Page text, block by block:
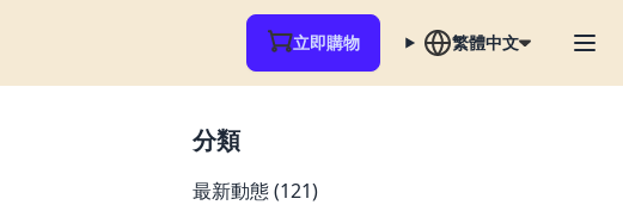
立即購物 繁體中文
分類
最新動態(121)